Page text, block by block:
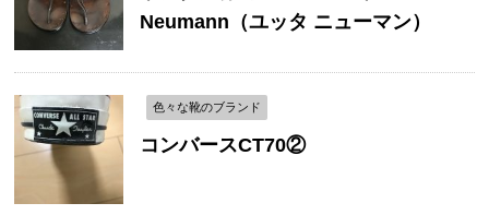
Neumann（ユッタ ニューマン）
色々な靴のブランド
コンバースCT70②